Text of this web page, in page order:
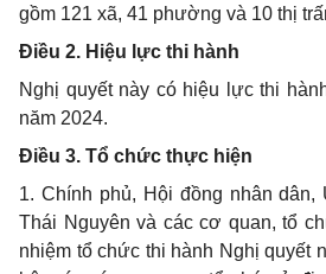
gồm 121 xã, 41 phường và 10 thị
Điều 2. Hiệu lực thi hành
Nghị quyết này có hiệu lực thi
năm 2024.
Điều 3. Tổ chức thực hiện
1. Chính phủ, Hội đồng nhân dân,
Thái Nguyên và các cơ quan, tổ
nhiệm tổ chức thi hành Nghị quyết